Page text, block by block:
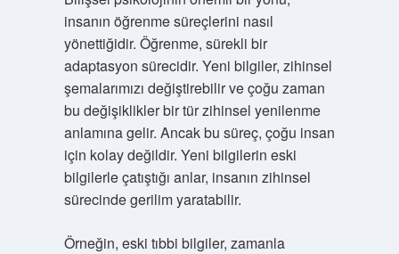
insanın öğrenme süreçlerini nasıl
yönettiğidir. Öğrenme, sürekli bir
adaptasyon sürecidir. Yeni bilgiler, zihinsel
şemalarımızı değiştirebilir ve çoğu zaman
bu değişiklikler bir tür zihinsel yenilenme
anlamına gelir. Ancak bu süreç, çoğu insan
için kolay değildir. Yeni bilgilerin eski
bilgilerle çatıştığı anlar, insanın zihinsel
sürecinde gerilim yaratabilir.
Örneğin, eski tıbbi bilgiler, zamanla